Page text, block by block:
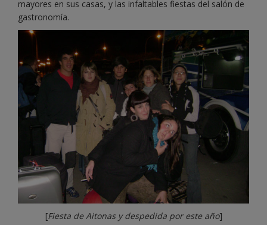
mayores en sus casas, y las infaltables fiestas del salón de
gastronomía.
[Fiesta de Aitonas y despedida por este año]